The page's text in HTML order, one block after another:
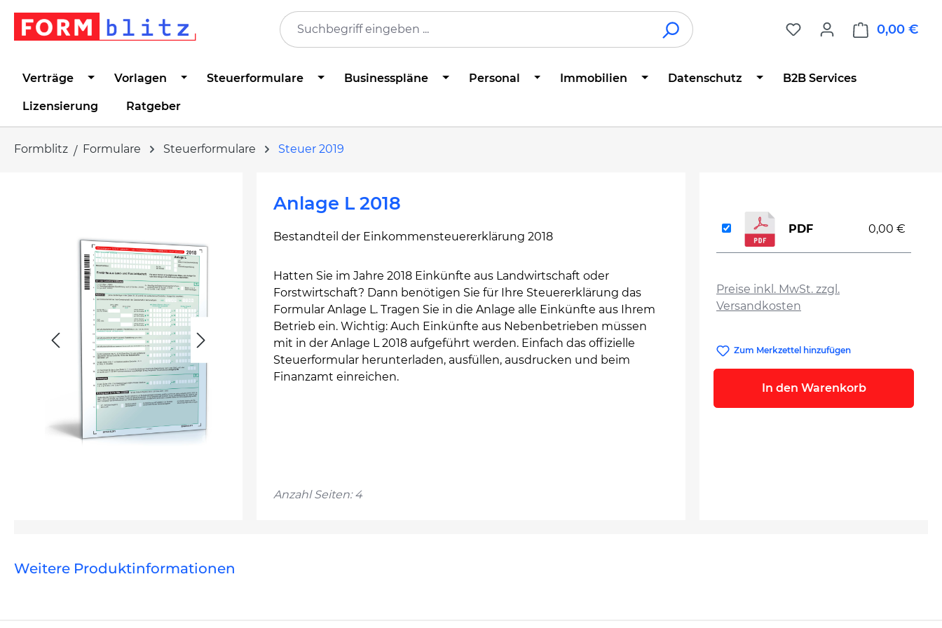
Zur Hauptnavigation springen
0,00 €
Verträge Vorlagen Steuerformulare Businesspläne Personal Immobilien Datenschutz B2B Services
Lizensierung Ratgeber
Formblitz Formulare Steuerformulare Steuer 2019
Anlage L 2018
Bestandteil der Einkommensteuererklärung 2018
Hatten Sie im Jahre 2018 Einkünfte aus Landwirtschaft oder
Forstwirtschaft? Dann benötigen Sie für Ihre Steuererklärung das
Formular Anlage L. Tragen Sie in die Anlage alle Einkünfte aus Ihrem
Betrieb ein. Wichtig: Auch Einkünfte aus Nebenbetrieben müssen
mit in der Anlage L 2018 aufgeführt werden. Einfach das offizielle
Steuerformular herunterladen, ausfüllen, ausdrucken und beim
Finanzamt einreichen.
Anzahl Seiten: 4
Preise inkl. MwSt. zzgl.
Versandkosten
PDF 0,00 €
Zum Merkzettel hinzufügen
In den Warenkorb
Weitere Produktinformationen